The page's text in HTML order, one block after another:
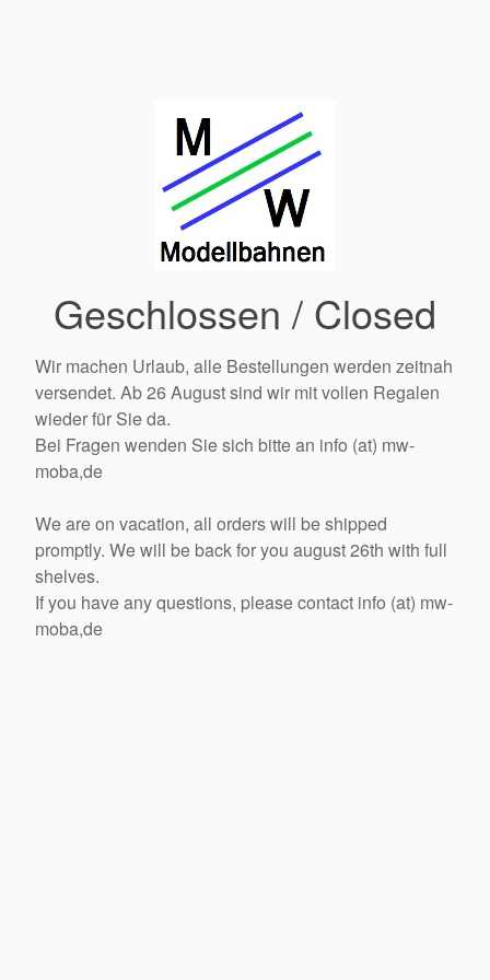
Geschlossen / Closed
Wir machen Urlaub, alle Bestellungen werden zeitnah
versendet. Ab 26 August sind wir mit vollen Regalen
wieder für Sie da.
Bei Fragen wenden Sie sich bitte an info (at) mw-
moba,de
We are on vacation, all orders will be shipped
promptly. We will be back for you august 26th with full
shelves.
If you have any questions, please contact info (at) mw-
moba,de